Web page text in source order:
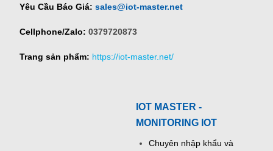
Yêu Cầu Báo Giá: sales@iot-master.net
Cellphone/Zalo: 0379720873
Trang sản phẩm: https://iot-master.net/
IOT MASTER -
MONITORING IOT
Chuyên nhập khẩu và